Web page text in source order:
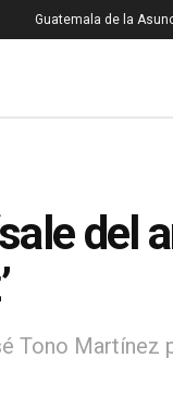
Guatemala de la
del
Tono Martínez